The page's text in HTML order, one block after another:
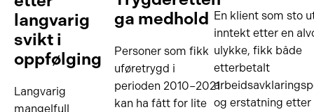
langvarig
svikt i
oppfølging
Langvarig
mangelfull
ga medhold
Personer som fikk
uføretrygd i
perioden 2010–2021
kan ha fått for lite
En klient som sto
inntekt etter en
ulykke, fikk både
etterbetalt
og erstatning